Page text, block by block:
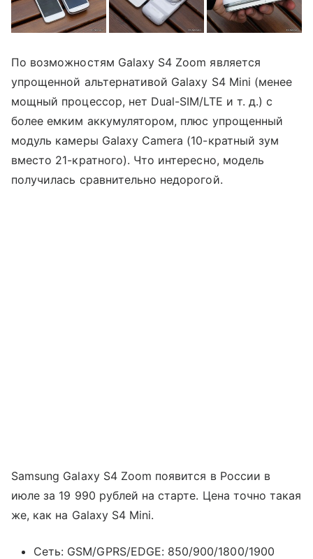
По возможностям Galaxy S4 Zoom является
упрощенной альтернативой Galaxy S4 Mini (менее
мощный процессор, нет Dual-SIM/LTE и т. д.) с
более емким аккумулятором, плюс упрощенный
модуль камеры Galaxy Camera (10-кратный зум
вместо 21-кратного). Что интересно, модель
получилась сравнительно недорогой.
Samsung Galaxy S4 Zoom появится в России в
июле за 19 990 рублей на старте. Цена точно такая
же, как на Galaxy S4 Mini.
Сеть: GSM/GPRS/EDGE: 850/900/1800/1900